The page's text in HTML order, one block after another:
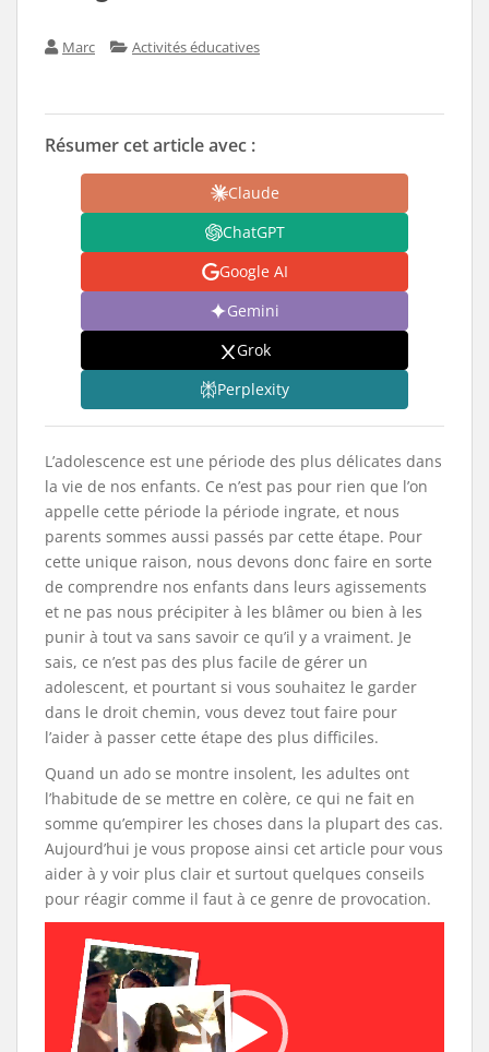
Marc Activités éducatives
Résumer cet article avec :
Claude
ChatGPT
Google AI
Gemini
Grok
Perplexity
L’adolescence est une période des plus délicates dans
la vie de nos enfants. Ce n’est pas pour rien que l’on
appelle cette période la période ingrate, et nous
parents sommes aussi passés par cette étape. Pour
cette unique raison, nous devons donc faire en sorte
de comprendre nos enfants dans leurs agissements
et ne pas nous précipiter à les blâmer ou bien à les
punir à tout va sans savoir ce qu’il y a vraiment. Je
sais, ce n’est pas des plus facile de gérer un
adolescent, et pourtant si vous souhaitez le garder
dans le droit chemin, vous devez tout faire pour
l’aider à passer cette étape des plus difficiles.
Quand un ado se montre insolent, les adultes ont
l’habitude de se mettre en colère, ce qui ne fait en
somme qu’empirer les choses dans la plupart des cas.
Aujourd’hui je vous propose ainsi cet article pour vous
aider à y voir plus clair et surtout quelques conseils
pour réagir comme il faut à ce genre de provocation.
vidéo